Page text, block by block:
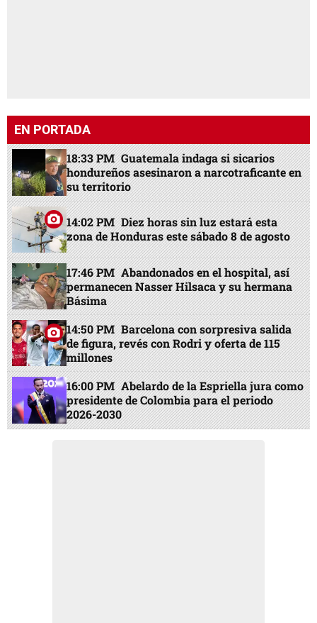
EN PORTADA
18:33 PM Guatemala indaga si sicarios
hondureños asesinaron a narcotraficante en
su territorio
14:02 PM Diez horas sin luz estará esta
zona de Honduras este sábado 8 de agosto
17:46 PM Abandonados en el hospital, así
permanecen Nasser Hilsaca y su hermana
Básima
14:50 PM Barcelona con sorpresiva salida
de figura, revés con Rodri y oferta de 115
millones
16:00 PM Abelardo de la Espriella jura como
presidente de Colombia para el periodo
2026-2030